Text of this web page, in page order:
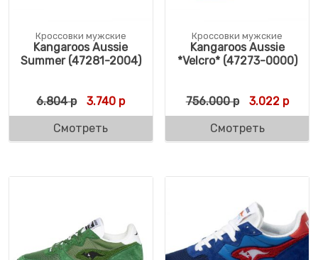
Кроссовки мужские
Kangaroos Aussie
Summer (47281-2004)
6.804р Первоначальная цена составляла 6.804
3.740 рТекущая цена: 3.740 р.
Смотреть
Кроссовки мужские
Kangaroos Aussie
*Velcro* (47273-0000)
756.000р 3.022р
Смотреть